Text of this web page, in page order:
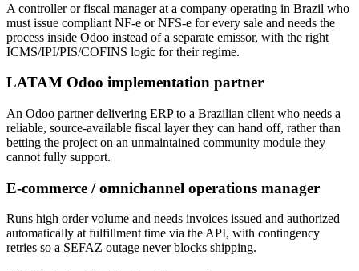
A controller or fiscal manager at a company operating in Brazil who
must issue compliant NF-e or NFS-e for every sale and needs the
process inside Odoo instead of a separate emissor, with the right
ICMS/IPI/PIS/COFINS logic for their regime.
LATAM Odoo implementation partner
An Odoo partner delivering ERP to a Brazilian client who needs a
reliable, source-available fiscal layer they can hand off, rather than
betting the project on an unmaintained community module they
cannot fully support.
E-commerce / omnichannel operations manager
Runs high order volume and needs invoices issued and authorized
automatically at fulfillment time via the API, with contingency
retries so a SEFAZ outage never blocks shipping.